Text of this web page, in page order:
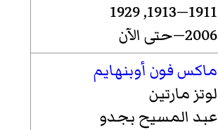
1911—1913, 1929
2006—حتى الآن
ماكس فون أوبنهايم
لوتز مارتين
عبد المسيح بجدو